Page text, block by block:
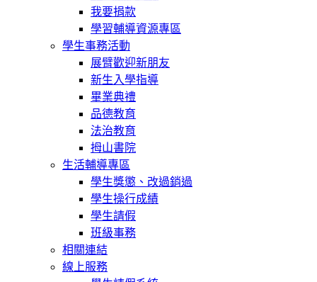
我要捐款
學習輔導資源專區
學生事務活動
展臂歡迎新朋友
新生入學指導
畢業典禮
品德教育
法治教育
拇山書院
生活輔導專區
學生獎懲、改過銷過
學生操行成績
學生請假
班級事務
相關連結
線上服務